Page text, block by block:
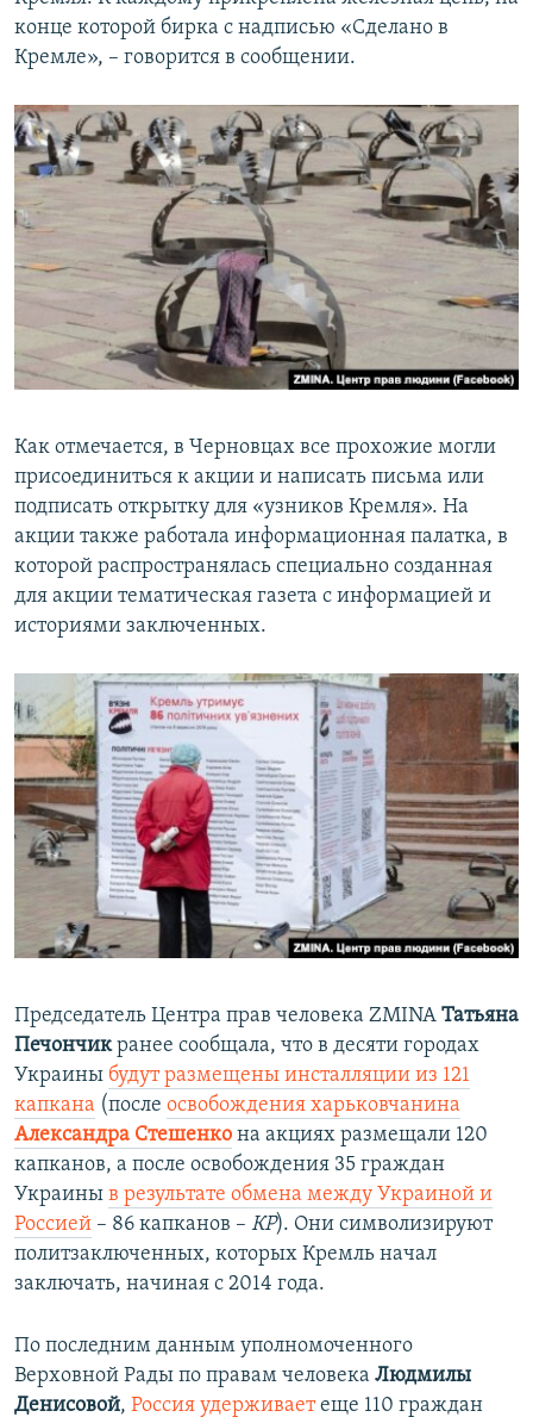
конце которой бирка с надписью «Сделано в
Кремле», – говорится в сообщении.
Как отмечается, в Черновцах все прохожие могли
присоединиться к акции и написать письма или
подписать открытку для «узников Кремля». На
акции также работала информационная палатка, в
которой распространялась специально созданная
для акции тематическая газета с информацией и
историями заключенных.
Председатель Центра прав человека ZMINA Татьяна
Печончикранее сообщала, что в десяти городах
Украины будут размещены инсталляции из 121
капкана (после освобождения харьковчанина
Александра Стешенко на акциях размещали 120
капканов, а после освобождения 35 граждан
Украины в результате обмена между Украиной и
Россией – 86 капканов – КР). Они символизируют
политзаключенных, которых Кремль начал
заключать, начиная с 2014 года.
По последним данным уполномоченного
Верховной Рады по правам человека Людмилы
Денисовой, Россия удерживаетеще 110 граждан